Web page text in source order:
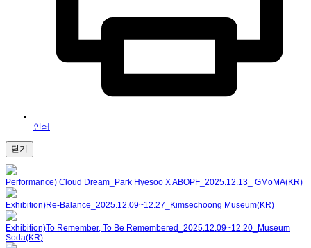
인쇄
닫기
Performance) Cloud Dream_Park Hyesoo X ABOPF_2025.12.13_ GMoMA(KR)
Exhibition)Re-Balance_2025.12.09~12.27_Kimsechoong Museum(KR)
Exhibition)To Remember, To Be Remembered_2025.12.09~12.20_Museum
Soda(KR)